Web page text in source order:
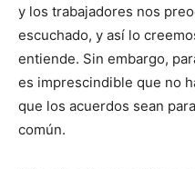
y los trabaja­dores nos
escuchado, y así lo
entien­de. Sin embargo,
es imprescindible que no
que los acuerdos sean
común.